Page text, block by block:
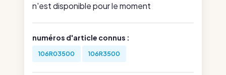
n'est disponible pour le moment
numéros d'article connus :
106R03500 106R3500